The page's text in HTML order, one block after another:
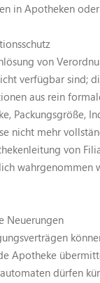
in Apotheken
von
verfügbar sind;
aus rein
Packungsgröße,
nicht mehr
von
Neuerungen
Apotheke
dürfen